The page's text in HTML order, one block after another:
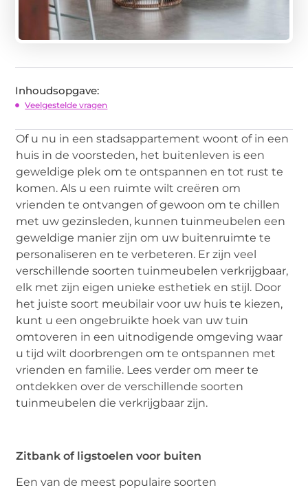
Inhoudsopgave:
Veelgestelde vragen
Of u nu in een stadsappartement woont of in een
huis in de voorsteden, het buitenleven is een
geweldige plek om te ontspannen en tot rust te
komen. Als u een ruimte wilt creëren om
vrienden te ontvangen of gewoon om te chillen
met uw gezinsleden, kunnen tuinmeubelen een
geweldige manier zijn om uw buitenruimte te
personaliseren en te verbeteren. Er zijn veel
verschillende soorten tuinmeubelen verkrijgbaar,
elk met zijn eigen unieke esthetiek en stijl. Door
het juiste soort meubilair voor uw huis te kiezen,
kunt u een ongebruikte hoek van uw tuin
omtoveren in een uitnodigende omgeving waar
u tijd wilt doorbrengen om te ontspannen met
vrienden en familie. Lees verder om meer te
ontdekken over de verschillende soorten
tuinmeubelen die verkrijgbaar zijn.
Zitbank of ligstoelen voor buiten
Een van de meest populaire soorten